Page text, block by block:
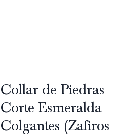
Collar de Piedras
Corte Esmeralda
Colgantes (Zafiros